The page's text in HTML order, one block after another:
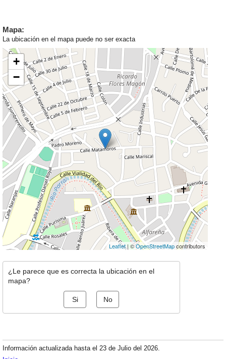
Mapa:
La ubicación en el mapa puede no ser exacta
+
−
Leaflet| ©OpenStreetMapcontributors
¿Le parece que es correcta la ubicación en el
mapa?
Si No
Información actualizada hasta el 23 de Julio del 2026.